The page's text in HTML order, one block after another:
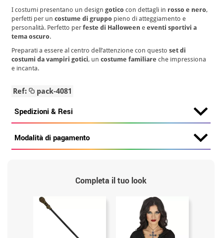
I costumi presentano un designgotico con dettagli in rosso e nero,
perfetti per uncostume di gruppo pieno di atteggiamento e
personalità. Perfetto perfeste di Halloween eeventi sportivi a
tema oscuro.
Preparati a essere al centro dell’attenzione con questoset di
costumi da vampiri gotici, uncostume familiare che impressiona
e incanta.
Ref: pack-4081
Spedizioni & Resi
Modalità di pagamento
Completa il tuo look